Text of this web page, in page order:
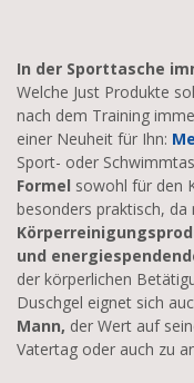
In der Sporttasche
Welche Just Produkte
nach dem Training
einer Neuheit für Ihn:
Sport- oder
Formel sowohl für den
besonders praktisch, da
und
der körperlichen
Duschgel eignet sich
Mann, der Wert auf
Vatertag oder auch zu